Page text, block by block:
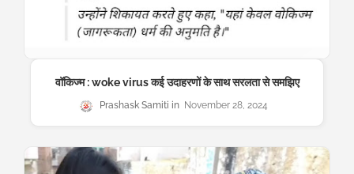
वॉकिज्म : woke virus कई उदाहरणों के साथ सरलता से समझिए
Prashask Samiti November 28, 2024